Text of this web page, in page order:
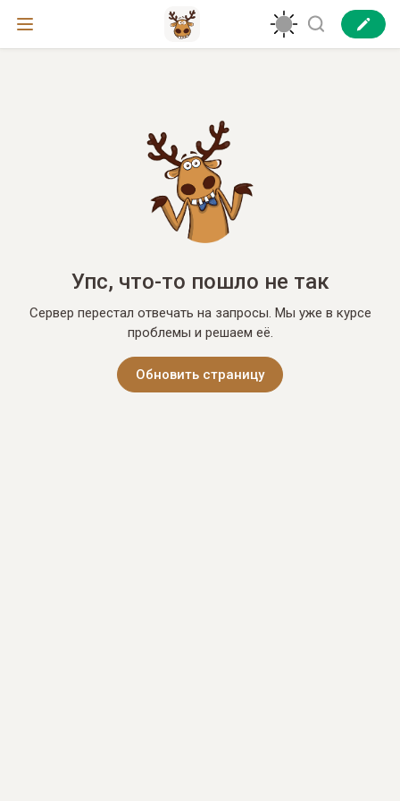
Упс, что-то пошло не так
Сервер перестал отвечать на запросы. Мы уже в курсе
проблемы и решаем её.
Обновить страницу